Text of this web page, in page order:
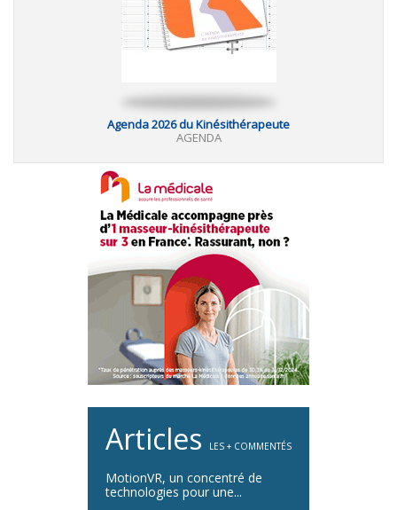
Agenda 2026 du Kinésithérapeute
AGENDA
Articles LES + COMMENTÉS
MotionVR, un concentré de
technologies pour une...